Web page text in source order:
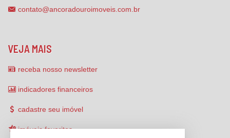
contato@ancoradouroimoveis.com.br
VEJA MAIS
receba nosso newsletter
indicadores financeiros
cadastre seu imóvel
imóveis favoritos